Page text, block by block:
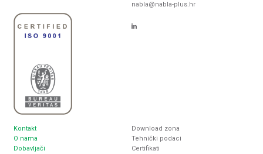
nabla@nabla-plus.hr
Kontakt
O nama
Dobavljači
Download zona
Tehnički podaci
Certifikati